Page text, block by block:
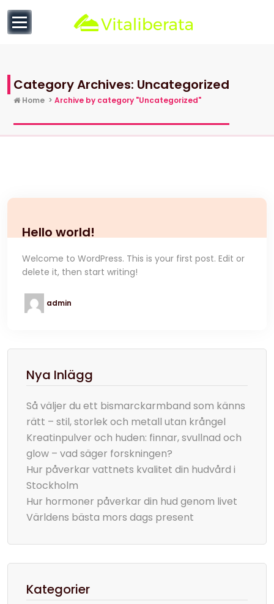
content
Category Archives: Uncategorized
Home > Archive by category "Uncategorized"
Hello world!
Welcome to WordPress. This is your first post. Edit or
delete it, then start writing!
admin
Nya Inlägg
Så väljer du ett bismarckarmband som känns
rätt – stil, storlek och metall utan krångel
Kreatinpulver och huden: finnar, svullnad och
glow – vad säger forskningen?
Hur påverkar vattnets kvalitet din hudvård i
Stockholm
Hur hormoner påverkar din hud genom livet
Världens bästa mors dags present
Kategorier